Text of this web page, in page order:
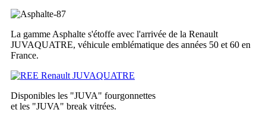
La gamme Asphalte s'étoffe avec l'arrivée de la Renault
JUVAQUATRE, véhicule emblématique des années 50 et 60 en
France.
Disponibles les "JUVA" fourgonnettes
et les "JUVA" break vitrées.